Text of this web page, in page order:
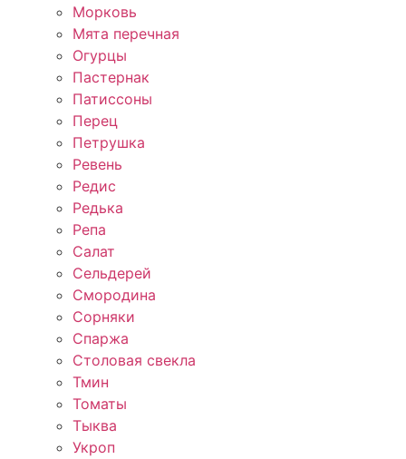
Морковь
Мята перечная
Огурцы
Пастернак
Патиссоны
Перец
Петрушка
Ревень
Редис
Редька
Репа
Салат
Сельдерей
Смородина
Сорняки
Спаржа
Столовая свекла
Тмин
Томаты
Тыква
Укроп